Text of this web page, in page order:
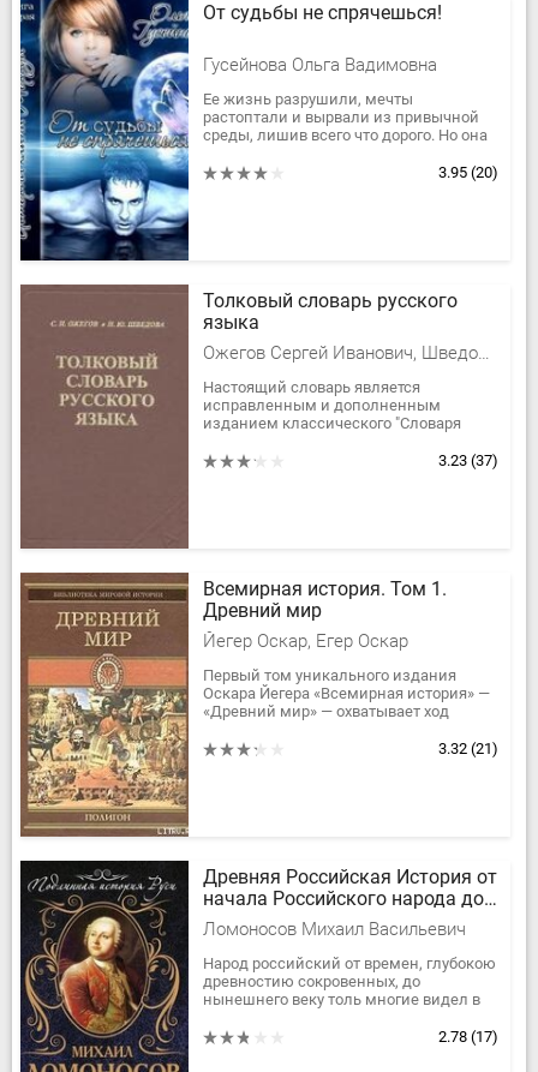
От судьбы не спрячешься!
Гусейнова Ольга Вадимовна
Ее жизнь разрушили, мечты
растоптали и вырвали из привычной
среды, лишив всего что дорого. Но она
заново и построить для себя новый...
3.95 (20)
Толковый словарь русского
языка
Ожегов Сергей Иванович, Шведова Наталия Юльевна
Настоящий словарь является
исправленным и дополненным
изданием классического "Словаря
издание Словаря вошло около 100 000
3.23 (37)
Всемирная история. Том 1.
Древний мир
Йегер Оскар, Егер Оскар
Первый том уникального издания
Оскара Йегера «Всемирная история» —
«Древний мир» — охватывает ход
четвертого тысячелетия до нашей эры
3.32 (21)
Древняя Российская История от
начала Российского народа до
кончины Великого Князя
Ярослава Первого или до 1054
года
Ломоносов Михаил Васильевич
Народ российский от времен, глубокою
древностию сокровенных, до
нынешнего веку толь многие видел в
кто междоусобные и отвне
2.78 (17)